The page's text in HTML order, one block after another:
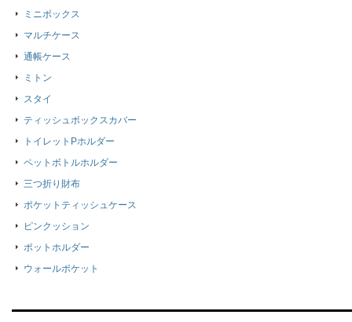
ミニボックス
マルチケース
通帳ケース
ミトン
スタイ
ティッシュボックスカバー
トイレットPホルダー
ペットボトルホルダー
三つ折り財布
ポケットティッシュケース
ピンクッション
ポットホルダー
ウォールポケット